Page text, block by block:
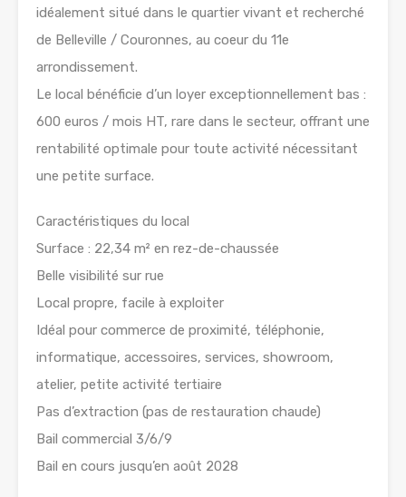
idéalement situé dans le quartier vivant et recherché
de Belleville / Couronnes, au coeur du 11e
arrondissement.
Le local bénéficie d’un loyer exceptionnellement bas :
600 euros / mois HT, rare dans le secteur, offrant une
rentabilité optimale pour toute activité nécessitant
une petite surface.
Caractéristiques du local
Surface : 22,34 m² en rez-de-chaussée
Belle visibilité sur rue
Local propre, facile à exploiter
Idéal pour commerce de proximité, téléphonie,
informatique, accessoires, services, showroom,
atelier, petite activité tertiaire
Pas d’extraction (pas de restauration chaude)
Bail commercial 3/6/9
Bail en cours jusqu’en août 2028